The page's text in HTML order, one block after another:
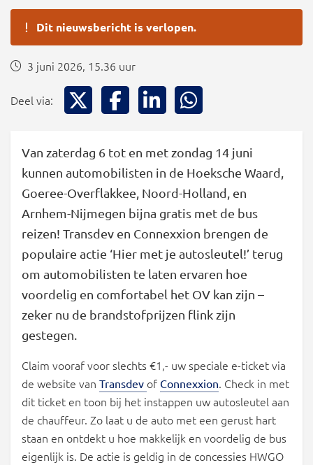
Dit nieuwsbericht is verlopen.
3 juni 2026, 15.36 uur
Deel via: Deel via XDeel via Facebook
Deel via LinkedIn
Van zaterdag 6 tot en met zondag 14 juni
kunnen automobilisten in de Hoeksche Waard,
Goeree-Overflakkee, Noord-Holland, en
Arnhem-Nijmegen bijna gratis met de bus
reizen! Transdev en Connexxion brengen de
populaire actie ‘Hier met je autosleutel!’ terug
om automobilisten te laten ervaren hoe
voordelig en comfortabel het OV kan zijn –
zeker nu de brandstofprijzen flink zijn
gestegen.
Claim vooraf voor slechts €1,- uw speciale e-ticket via
de website van Transdev of Connexxion. Check in met
dit ticket en toon bij het instappen uw autosleutel aan
de chauffeur. Zo laat u de auto met een gerust hart
staan en ontdekt u hoe makkelijk en voordelig de bus
eigenlijk is. De actie is geldig in de concessies HWGO